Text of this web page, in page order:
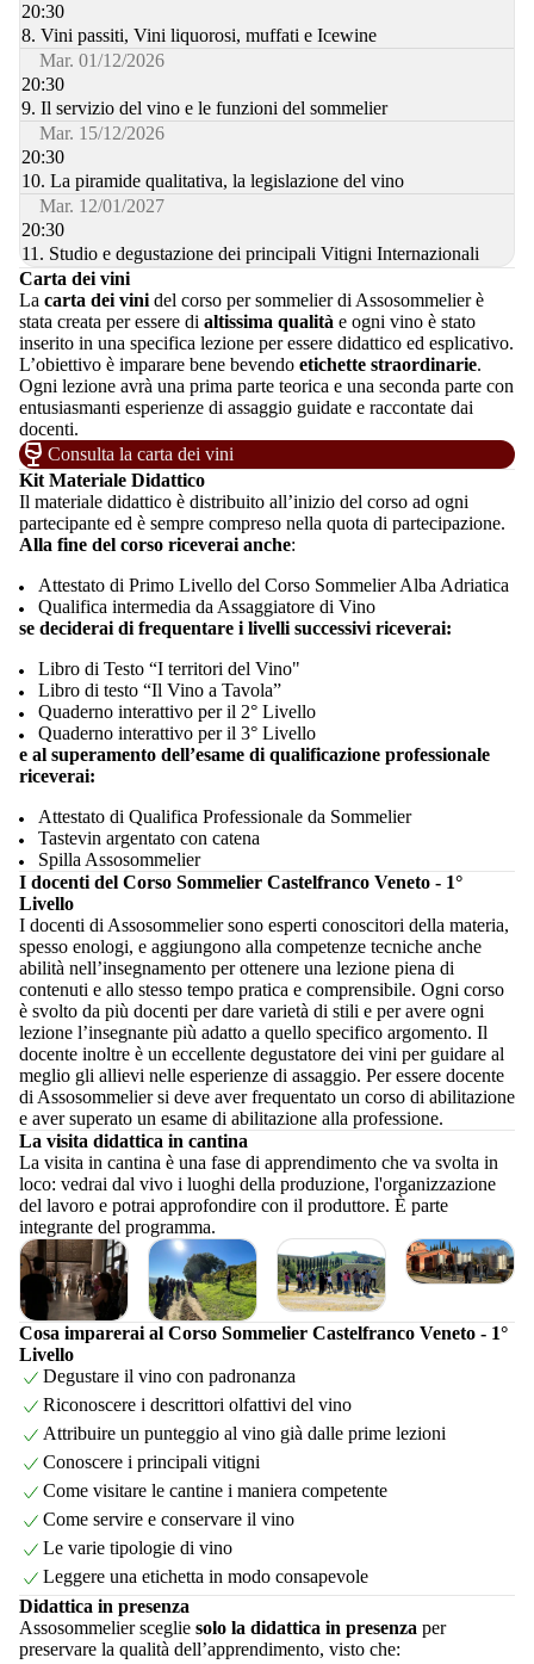
20:30
8. Vini passiti, Vini liquorosi, muffati e Icewine
Mar. 01/12/2026
20:30
9. Il servizio del vino e le funzioni del sommelier
Mar. 15/12/2026
20:30
10. La piramide qualitativa, la legislazione del vino
Mar. 12/01/2027
20:30
11. Studio e degustazione dei principali Vitigni Internazionali
Carta dei vini
La carta dei vini del corso per sommelier di Assosommelier è
stata creata per essere di altissima qualità e ogni vino è stato
inserito in una specifica lezione per essere didattico ed esplicativo.
L’obiettivo è imparare bene bevendo etichette straordinarie.
Ogni lezione avrà una prima parte teorica e una seconda parte con
entusiasmanti esperienze di assaggio guidate e raccontate dai
docenti.
Consulta la carta dei vini
Kit Materiale Didattico
Il materiale didattico è distribuito all’inizio del corso ad ogni
partecipante ed è sempre compreso nella quota di partecipazione.
Alla fine del corso riceverai anche:
Attestato di Primo Livello del Corso Sommelier Alba Adriatica
Qualifica intermedia da Assaggiatore di Vino
se deciderai di frequentare i livelli successivi riceverai:
Libro di Testo “I territori del Vino"
Libro di testo “Il Vino a Tavola”
Quaderno interattivo per il 2° Livello
Quaderno interattivo per il 3° Livello
e al superamento dell’esame di qualificazione professionale
riceverai:
Attestato di Qualifica Professionale da Sommelier
Tastevin argentato con catena
Spilla Assosommelier
I docenti del Corso Sommelier Castelfranco Veneto - 1°
Livello
I docenti di Assosommelier sono esperti conoscitori della materia,
spesso enologi, e aggiungono alla competenze tecniche anche
abilità nell’insegnamento per ottenere una lezione piena di
contenuti e allo stesso tempo pratica e comprensibile. Ogni corso
è svolto da più docenti per dare varietà di stili e per avere ogni
lezione l’insegnante più adatto a quello specifico argomento. Il
docente inoltre è un eccellente degustatore dei vini per guidare al
meglio gli allievi nelle esperienze di assaggio. Per essere docente
di Assosommelier si deve aver frequentato un corso di abilitazione
e aver superato un esame di abilitazione alla professione.
La visita didattica in cantina
La visita in cantina è una fase di apprendimento che va svolta in
loco: vedrai dal vivo i luoghi della produzione, l'organizzazione
del lavoro e potrai approfondire con il produttore. È parte
integrante del programma.
Cosa imparerai al Corso Sommelier Castelfranco Veneto - 1°
Livello
Degustare il vino con padronanza
Riconoscere i descrittori olfattivi del vino
Attribuire un punteggio al vino già dalle prime lezioni
Conoscere i principali vitigni
Come visitare le cantine i maniera competente
Come servire e conservare il vino
Le varie tipologie di vino
Leggere una etichetta in modo consapevole
Didattica in presenza
Assosommelier sceglie solo la didattica in presenza per
preservare la qualità dell’apprendimento, visto che: